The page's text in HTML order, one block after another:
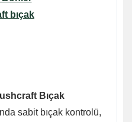
Bıçak
sabit bıçak kontrolü,